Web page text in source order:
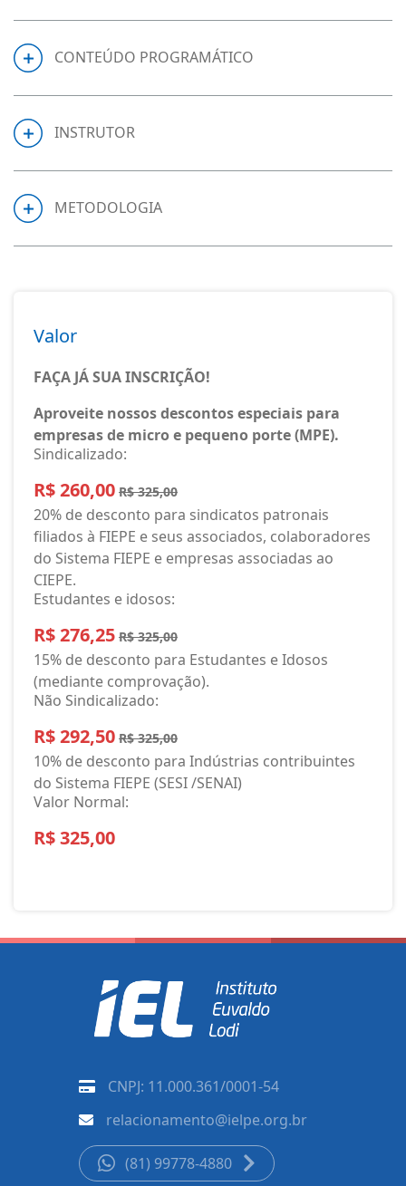
CONTEÚDO PROGRAMÁTICO
INSTRUTOR
METODOLOGIA
Valor
FAÇA JÁ SUA INSCRIÇÃO!
Aproveite nossos descontos especiais para
empresas de micro e pequeno porte (MPE).
Sindicalizado:
R$ 260,00 R$ 325,00
20% de desconto para sindicatos patronais
filiados à FIEPE e seus associados, colaboradores
do Sistema FIEPE e empresas associadas ao
CIEPE.
Estudantes e idosos:
R$ 276,25 R$ 325,00
15% de desconto para Estudantes e Idosos
(mediante comprovação).
Não Sindicalizado:
R$ 292,50 R$ 325,00
10% de desconto para Indústrias contribuintes
do Sistema FIEPE (SESI /SENAI)
Valor Normal:
R$ 325,00
CNPJ: 11.000.361/0001-54
relacionamento@ielpe.org.br
(81) 99778-4880